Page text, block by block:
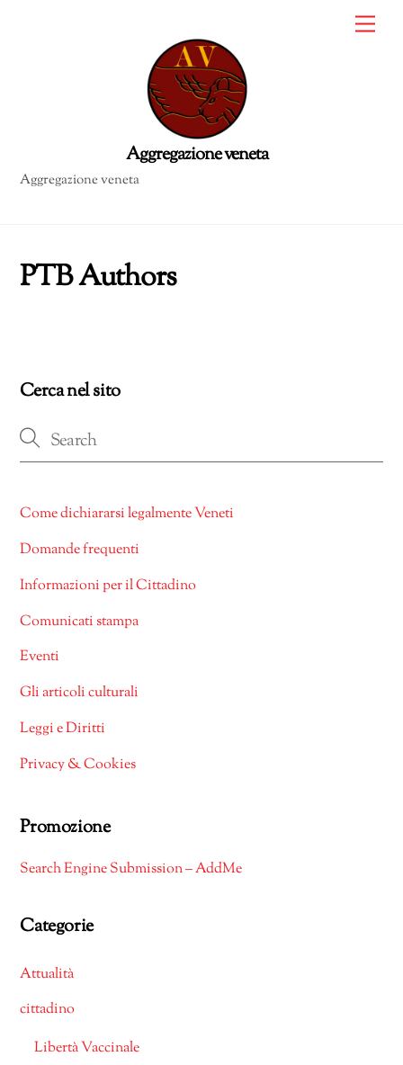
Aggregazione veneta
PTB Authors
Cerca nel sito
Come dichiararsi legalmente Veneti
Domande frequenti
Informazioni per il Cittadino
Comunicati stampa
Eventi
Gli articoli culturali
Leggi e Diritti
Privacy & Cookies
Promozione
Search Engine Submission – AddMe
Categorie
Attualità
cittadino
Libertà Vaccinale